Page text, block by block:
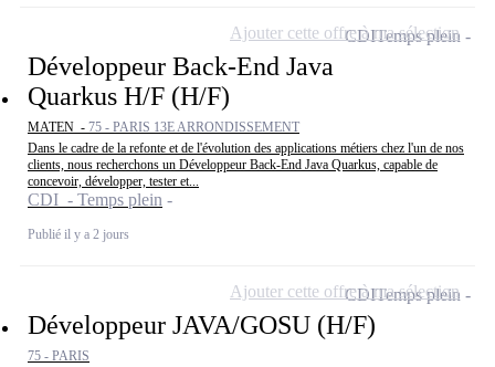
Développeur Back-End Java
Quarkus H/F (H/F)
MATEN - 75 - PARIS 13E ARRONDISSEMENT
Dans le cadre de la refonte et de l'évolution des applications métiers chez l'un de nos
clients, nous recherchons un Développeur Back-End Java Quarkus, capable de
concevoir, développer, tester et...
CDI - Temps plein
Publié il y a 2 jours
CDITemps plein
Ajouter cette offre à ma sélection
Développeur JAVA/GOSU (H/F)
75 - PARIS
CDITemps plein
Ajouter cette offre à ma sélection